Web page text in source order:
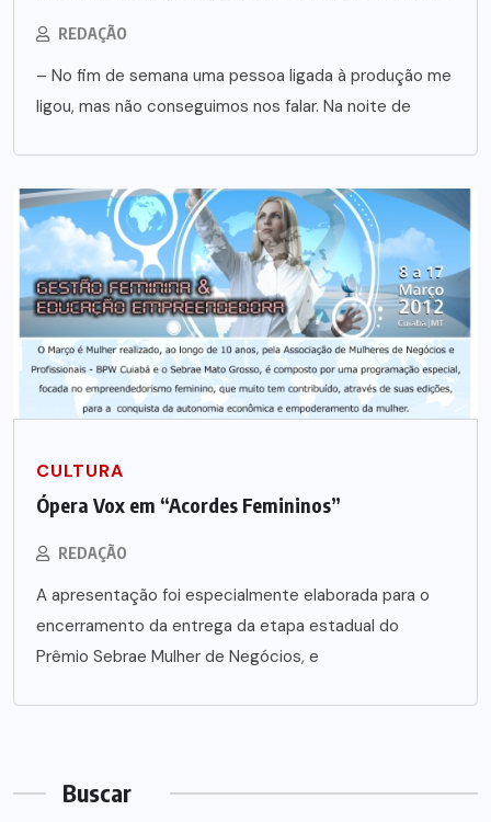
REDAÇÃO
– No fim de semana uma pessoa ligada à produção me
ligou, mas não conseguimos nos falar. Na noite de
CULTURA
Ópera Vox em “Acordes Femininos”
REDAÇÃO
A apresentação foi especialmente elaborada para o
encerramento da entrega da etapa estadual do
Prêmio Sebrae Mulher de Negócios, e
Buscar